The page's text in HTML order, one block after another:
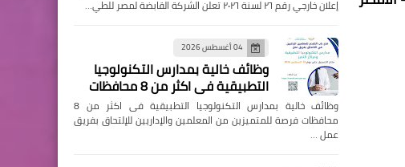
إعلان خارجي رقم ٢٦ لسنة ٢٠٢٦ تعلن الشركة القابضة لمصر للطي…
04 أغسطس 2026
وظائف خالية بمدارس التكنولوجيا
التطبيقية فى اكثر من 8 محافظات
وظائف خالية بمدارس التكنولوجيا التطبيقية فى اكثر من 8
محافظات فرصة للمتميزين من المعلمين والإداريين للإلتحاق بفريق
عمل …